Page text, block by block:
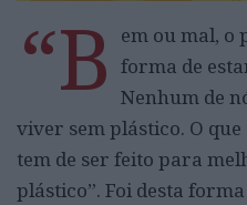
“B
em ou mal, o
forma de
Nenhum de
viver sem plástico. O
tem de ser feito para
plástico”. Foi desta